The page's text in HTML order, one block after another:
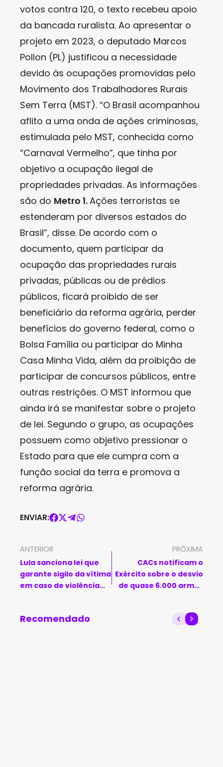
votos contra 120, o texto recebeu apoio
da bancada ruralista. Ao apresentar o
projeto em 2023, o deputado Marcos
Pollon (PL) justificou a necessidade
devido às ocupações promovidas pelo
Movimento dos Trabalhadores Rurais
Sem Terra (MST). “O Brasil acompanhou
aflito a uma onda de ações criminosas,
estimulada pelo MST, conhecida como
“Carnaval Vermelho”, que tinha por
objetivo a ocupação ilegal de
propriedades privadas. As informações
são do Metro 1.Ações terroristas se
estenderam por diversos estados do
Brasil”, disse. De acordo com o
documento, quem participar da
ocupação das propriedades rurais
privadas, públicas ou de prédios
públicos, ficará proibido de ser
beneficiário da reforma agrária, perder
benefícios do governo federal, como o
Bolsa Família ou participar do Minha
Casa Minha Vida, além da proibição de
participar de concursos públicos, entre
outras restrições. O MST informou que
ainda irá se manifestar sobre o projeto
de lei. Segundo o grupo, as ocupações
possuem como objetivo pressionar o
Estado para que ele cumpra com a
função social da terra e promova a
reforma agrária.
ENVIAR:
ANTERIOR
Lula sanciona lei que
garante sigilo da vítima
em caso de violência
PRÓXIMA
CACs notificam o
Exército sobre o desvio
de quase 6.000 armas
Recomendado